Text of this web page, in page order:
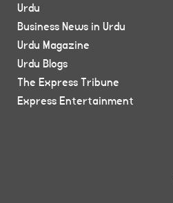
Urdu
Business News in Urdu
Urdu Magazine
Urdu Blogs
The Express Tribune
Express Entertainment